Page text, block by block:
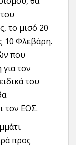
το μισό 20
10 Φλεβάρη.
που
τον
του
τον ΕΟΣ.
προς